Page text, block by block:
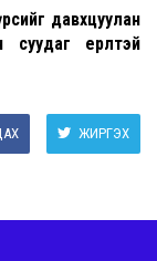
давхцуулан
ерөөлтэй
ЖИРГЭХ